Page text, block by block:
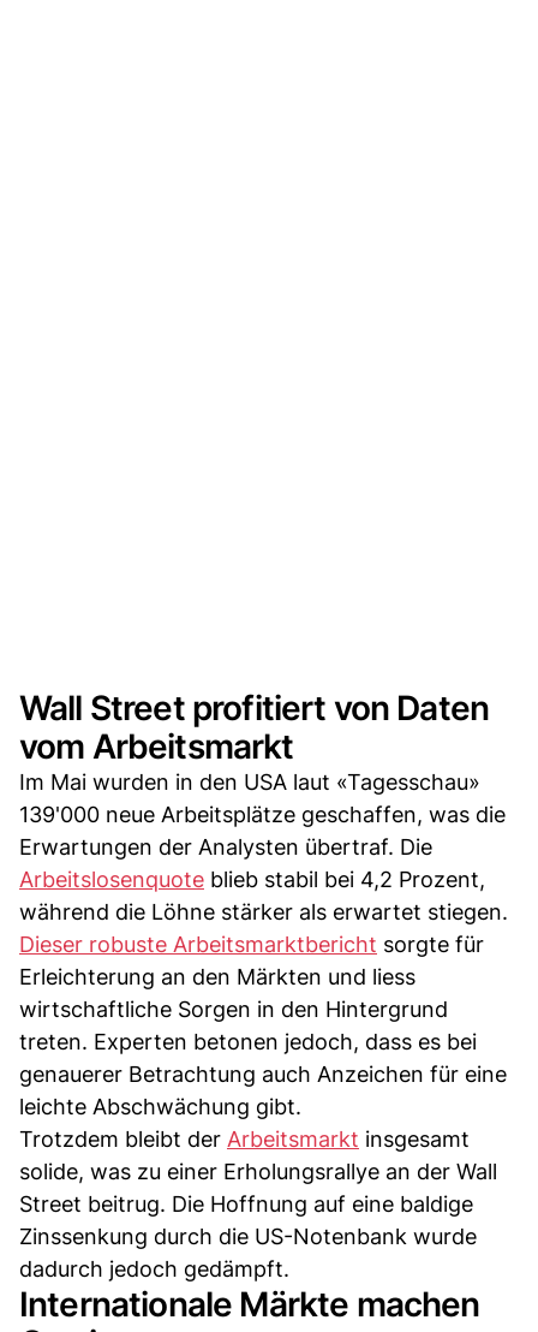
Wall Street profitiert von Daten
vom Arbeitsmarkt
Im Mai wurden in den USA laut «Tagesschau»
139'000 neue Arbeitsplätze geschaffen, was die
Erwartungen der Analysten übertraf. Die
Arbeitslosenquote blieb stabil bei 4,2 Prozent,
während die Löhne stärker als erwartet stiegen.
Dieser robuste Arbeitsmarktbericht sorgte für
Erleichterung an den Märkten und liess
wirtschaftliche Sorgen in den Hintergrund
treten. Experten betonen jedoch, dass es bei
genauerer Betrachtung auch Anzeichen für eine
leichte Abschwächung gibt.
Trotzdem bleibt der Arbeitsmarkt insgesamt
solide, was zu einer Erholungsrallye an der Wall
Street beitrug. Die Hoffnung auf eine baldige
Zinssenkung durch die US-Notenbank wurde
dadurch jedoch gedämpft.
Internationale Märkte machen